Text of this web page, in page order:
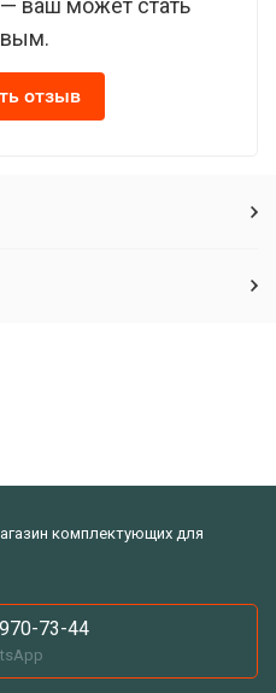
ваш может стать
отзыв
комплектующих для
73-44